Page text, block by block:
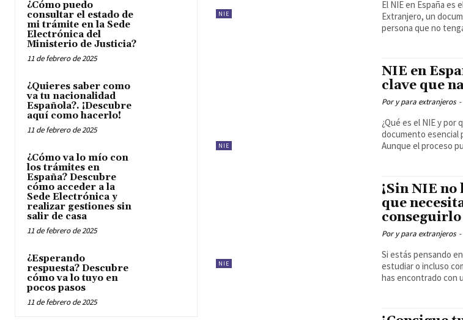
¿Cómo puedo
consultar el estado de
mi trámite en la Sede
Electrónica del
Ministerio de Justicia?
11 de febrero de 2025
¿Quieres saber como
va tu nacionalidad
Española?. ¡Descubre
aquí como hacerlo!
11 de febrero de 2025
¿Cómo va lo mío con
los trámites en
España? Descubre
cómo acceder a la
Sede Electrónica y
realizar gestiones sin
salir de casa
11 de febrero de 2025
¿Esperando
respuesta? Descubre
cómo va lo tuyo en
pocos pasos
11 de febrero de 2025
NIE
El NIE en España es
Extranjero, un
persona que no
NIE
NIE en
clave que
Por y para extranjeros -
¿Qué es el NIE y por qué lo
documento esencial
Aunque el proceso
NIE
¡Sin NIE
que
conseguirlo
Por y para extranjeros -
Si estás pensando
estudiar o incluso
has encontrado con